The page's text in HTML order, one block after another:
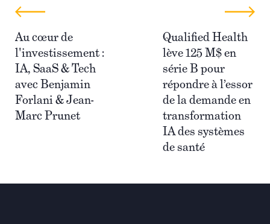
Au cœur de
l'investissement :
IA, SaaS & Tech
avec Benjamin
Forlani & Jean-
Marc Prunet
Qualified Health
lève 125 M$ en
série B pour
répondre à l’essor
de la demande en
transformation
IA des systèmes
de santé